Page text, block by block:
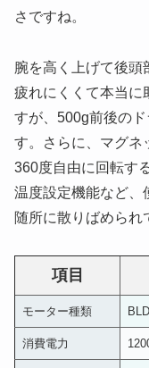
さですね。
腕を高く上げて後頭
疲れにくくて本当に
すが、500g前後の
す。さらに、マグネ
360度自由に回転す
温度設定機能など、
随所に散りばめられ
項目
モーター種類
消費電力